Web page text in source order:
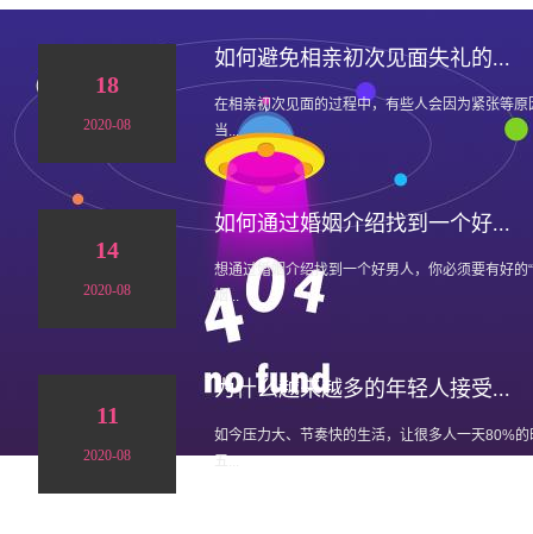
18
2020-08
如何避免相亲初次见面失礼的...
在相亲初次见面的过程中，有些人会因为紧张等
当...
14
2020-08
如何通过婚姻介绍找到一个好...
想通过婚姻介绍找到一个好男人，你必须要有好
姻...
11
2020-08
为什么越来越多的年轻人接受...
如今压力大、节奏快的生活，让很多人一天80%